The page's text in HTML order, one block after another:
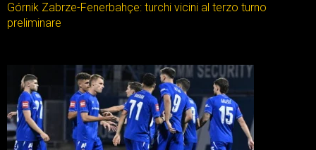
Górnik Zabrze-Fenerbahçe: turchi vicini al terzo turno
preliminare